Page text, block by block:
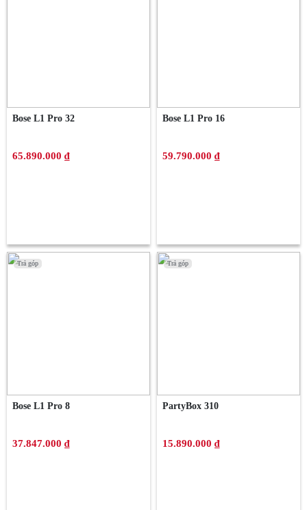
Bose L1 Pro 32
65.890.000 ₫
Bose L1 Pro 16
59.790.000 ₫
Trả góp
Trả góp
Bose L1 Pro 8
37.847.000 ₫
Trả góp
Trả góp
PartyBox 310
15.890.000 ₫